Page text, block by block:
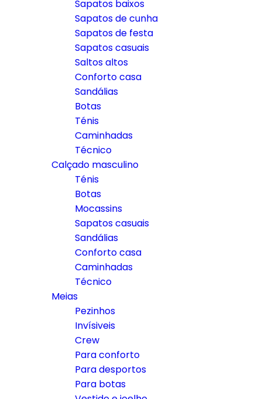
Sapatos baixos
Sapatos de cunha
Sapatos de festa
Sapatos casuais
Saltos altos
Conforto casa
Sandálias
Botas
Ténis
Caminhadas
Técnico
Calçado masculino
Ténis
Botas
Mocassins
Sapatos casuais
Sandálias
Conforto casa
Caminhadas
Técnico
Meias
Pezinhos
Invísiveis
Crew
Para conforto
Para desportos
Para botas